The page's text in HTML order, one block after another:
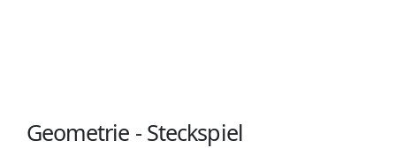
Geometrie - Steckspiel